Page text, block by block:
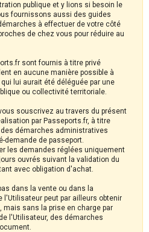
publique et y lions si besoin le
fournissons aussi des guides
à effectuer de votre côté
de chez vous pour réduire au
sont fournis à titre privé
en aucune manière possible à
lui aurait été déléguée par une
ou collectivité territoriale.
souscrivez au travers du présent
par Passeports.fr, à titre
démarches administratives
demande de passeport.
les demandes réglées uniquement
ouvrés suivant la validation du
avec obligation d'achat.
dans la vente ou dans la
l'Utilisateur peut par ailleurs obtenir
mais sans la prise en charge par
l'Utilisateur, des démarches